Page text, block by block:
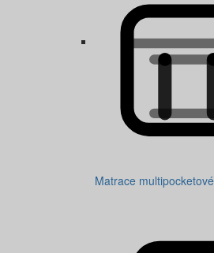
Matrace multipocketové